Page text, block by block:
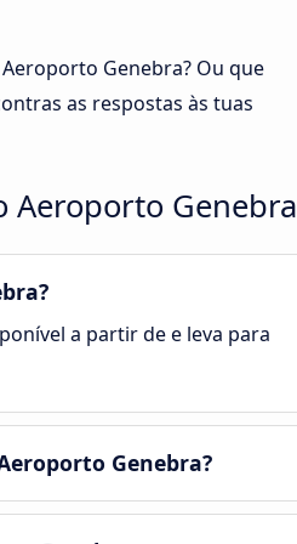
Genebra? Ou que
as respostas às tuas
Aeroporto Genebra
a partir de e leva para
Genebra?